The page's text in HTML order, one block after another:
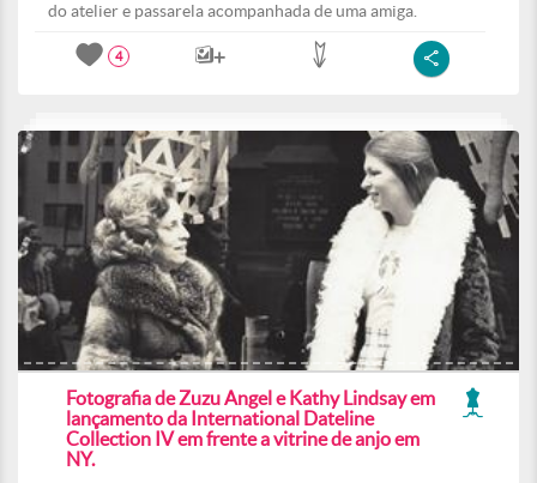
do atelier e passarela acompanhada de uma amiga.
4
Fotografia de Zuzu Angel e Kathy Lindsay em
lançamento da International Dateline
Collection IV em frente a vitrine de anjo em
NY.